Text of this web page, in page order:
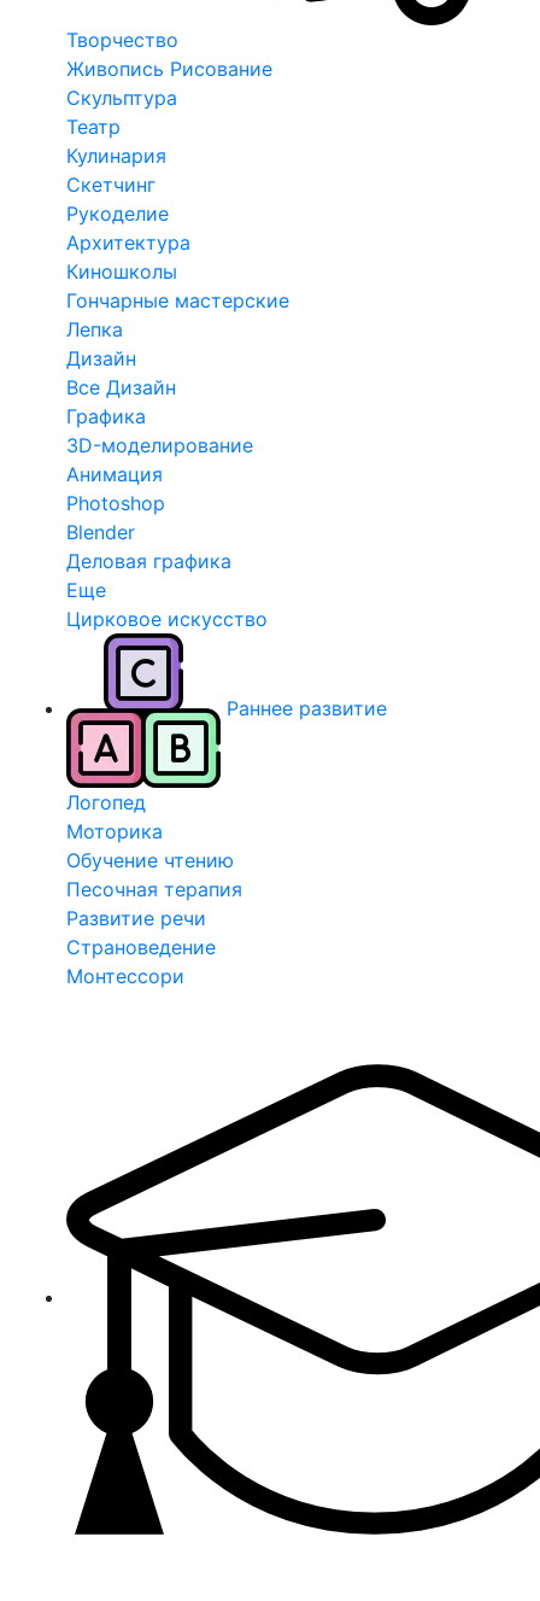
Творчество
Живопись Рисование
Скульптура
Театр
Кулинария
Скетчинг
Рукоделие
Архитектура
Киношколы
Гончарные мастерские
Лепка
Дизайн
Все Дизайн
Графика
3D-моделирование
Анимация
Photoshop
Blender
Деловая графика
Еще
Цирковое искусство
Раннее развитие
Логопед
Моторика
Обучение чтению
Песочная терапия
Развитие речи
Страноведение
Монтессори